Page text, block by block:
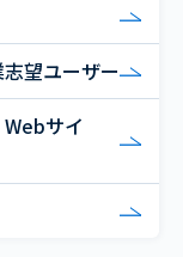
望ユーザー
サイ